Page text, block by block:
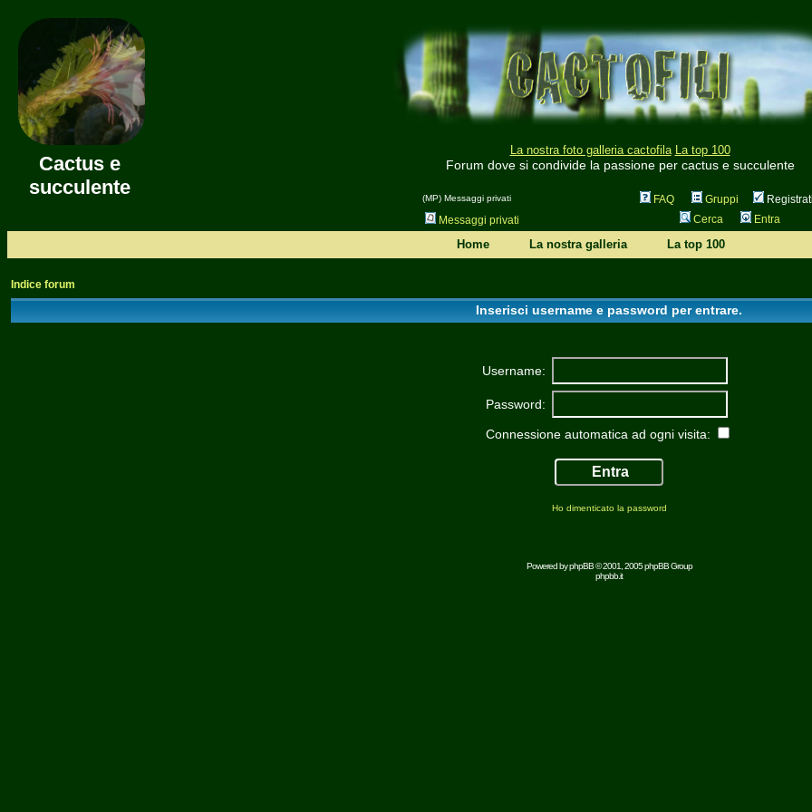
Cactus e
succulente
La nostra foto galleria cactofila La top 100
Forum dove si condivide la passione per cactus e succulente
(MP) Messaggi privati FAQ Gruppi
Messaggi privati
Cerca Entra
Home La nostra galleria La top 100
Indice forum
Inserisci username e password per entrare.
Username:
Password:
Connessione automatica ad ogni visita:
Ho dimenticato la password
Powered byphpBB© 2001, 2005 phpBB Group
phpbb.it